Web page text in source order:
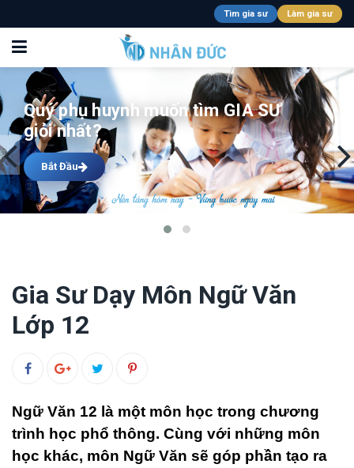
Tìm gia sư Làm gia sư
Quý phụ huynh muốn tìm GIA SƯ
giỏi nhất?
Bắt Đầu
Gia Sư Dạy Môn Ngữ Văn
Lớp 12
Ngữ Văn 12 là một môn học trong chương
trình học phổ thông. Cùng với những môn
học khác, môn Ngữ Văn sẽ góp phần tạo ra